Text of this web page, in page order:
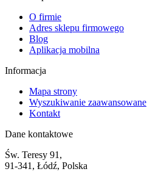
O firmie
Adres sklepu firmowego
Blog
Aplikacja mobilna
Informacja
Mapa strony
Wyszukiwanie zaawansowane
Kontakt
Dane kontaktowe
Św. Teresy 91,
91-341, Łódź, Polska